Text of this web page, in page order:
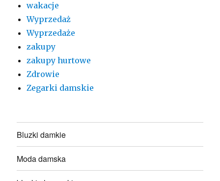
wakacje
Wyprzedaż
Wyprzedaże
zakupy
zakupy hurtowe
Zdrowie
Zegarki damskie
Bluzki damkie
Moda damska